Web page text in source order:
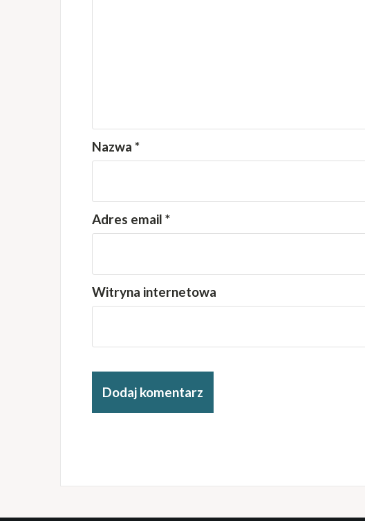
Nazwa *
Adres email *
Witryna internetowa